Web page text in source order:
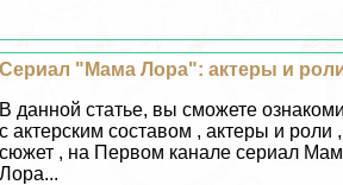
Сериал "Мама Лора": актеры и
В данной статье, вы сможете
с актерским составом , актеры и роли ,
сюжет , на Первом канале сериал
Лора...